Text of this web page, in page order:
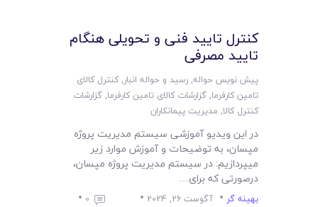
کنترل تایید فنی و تحویلی هنگام
تایید مصرفی
پیش نویس حواله,رسید و حواله انبار,کنترل کالای
تامین کارفرما,گزارشات کالای تامین کارفرما,گزارشات
کنترل کالا, مدیریت پیمانکاران
در این ویدیو آموزشی سیستم مدیریت پروژه
مپسان، به توضیحات و آموزش موارد زیر
میپردازیم: در سیستم مدیریت پروژه مپسان،
درصورتی که برای…
بهینه گر آگوست 26, 2024
0